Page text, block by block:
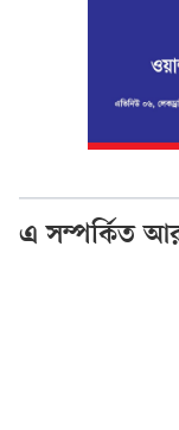
এ সম্পর্কিত